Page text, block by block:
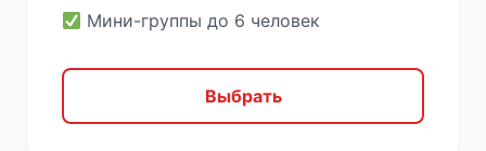
Мини-группы до 6 человек
Выбрать